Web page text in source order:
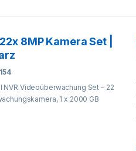
8MP Kamera Set |
NVR Videoüberwachung Set – 22
1 x 2000 GB